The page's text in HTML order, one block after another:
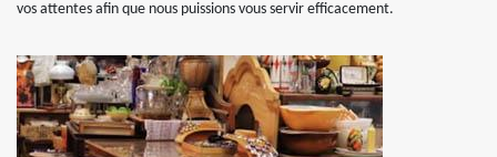
vos attentes afin que nous puissions vous servir efficacement.